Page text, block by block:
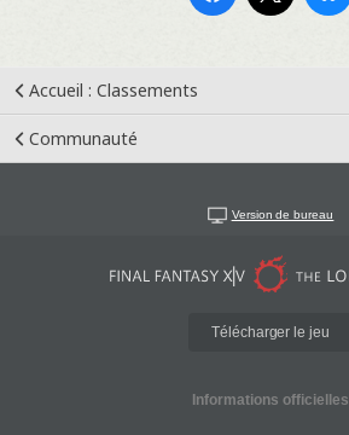
Accueil : Classements
Communauté
Version de bureau
Télécharger le jeu
Informations officielles